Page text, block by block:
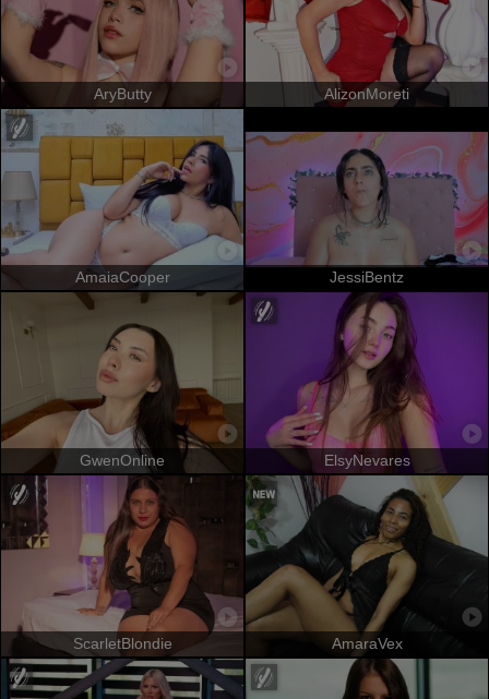
AryButty AlizonMoreti
AmaiaCooper JessiBentz
GwenOnline ElsyNevares
ScarletBlondie AmaraVex